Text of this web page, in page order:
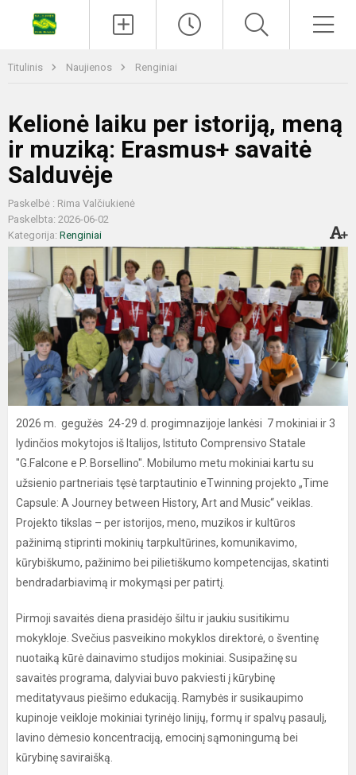
Titulinis Naujienos Renginiai
Kelionė laiku per istoriją, meną
ir muziką: Erasmus+ savaitė
Salduvėje
Paskelbė : Rima Valčiukienė
Paskelbta: 2026-06-02
Kategorija: Renginiai
2026 m. gegužės 24-29 d. progimnazijoje lankėsi 7 mokiniai ir 3
lydinčios mokytojos iš Italijos, Istituto Comprensivo Statale
"G.Falcone e P. Borsellino". Mobilumo metu mokiniai kartu su
užsienio partneriais tęsė tarptautinio eTwinning projekto „Time
Capsule: A Journey between History, Art and Music“ veiklas.
Projekto tikslas – per istorijos, meno, muzikos ir kultūros
pažinimą stiprinti mokinių tarpkultūrines, komunikavimo,
kūrybiškumo, pažinimo bei pilietiškumo kompetencijas, skatinti
bendradarbiavimą ir mokymąsi per patirtį.
Pirmoji savaitės diena prasidėjo šiltu ir jaukiu susitikimu
mokykloje. Svečius pasveikino mokyklos direktorė, o šventinę
nuotaiką kūrė dainavimo studijos mokiniai. Susipažinę su
savaitės programa, dalyviai buvo pakviesti į kūrybinę
meditatyvaus piešimo edukaciją. Ramybės ir susikaupimo
kupinoje veikloje mokiniai tyrinėjo linijų, formų ir spalvų pasaulį,
lavino dėmesio koncentraciją, emocinį sąmoningumą bei
kūrybinę saviraišką.